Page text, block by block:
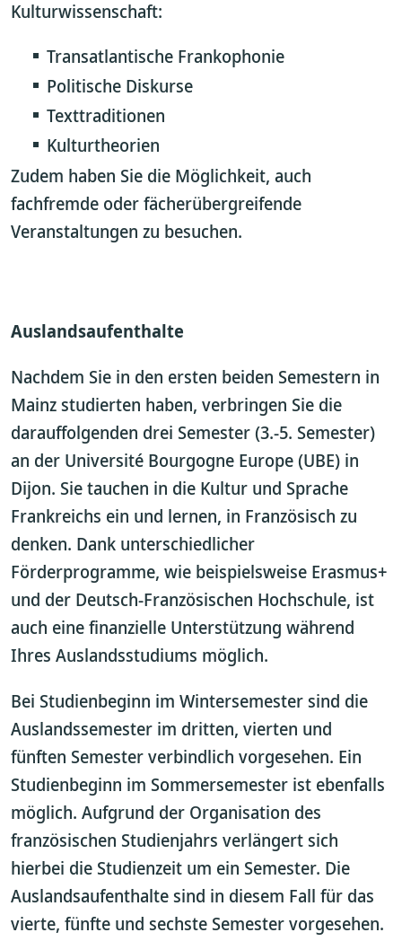
Kulturwissenschaft:
Transatlantische Frankophonie
Politische Diskurse
Texttraditionen
Kulturtheorien
Zudem haben Sie die Möglichkeit, auch
fachfremde oder fächerübergreifende
Veranstaltungen zu besuchen.
Auslandsaufenthalte
Nachdem Sie in den ersten beiden Semestern in
Mainz studierten haben, verbringen Sie die
darauffolgenden drei Semester (3.-5. Semester)
an der Université Bourgogne Europe (UBE) in
Dijon. Sie tauchen in die Kultur und Sprache
Frankreichs ein und lernen, in Französisch zu
denken. Dank unterschiedlicher
Förderprogramme, wie beispielsweise Erasmus+
und der Deutsch-Französischen Hochschule, ist
auch eine finanzielle Unterstützung während
Ihres Auslandsstudiums möglich.
Bei Studienbeginn im Wintersemester sind die
Auslandssemester im dritten, vierten und
fünften Semester verbindlich vorgesehen. Ein
Studienbeginn im Sommersemester ist ebenfalls
möglich. Aufgrund der Organisation des
französischen Studienjahrs verlängert sich
hierbei die Studienzeit um ein Semester. Die
Auslandsaufenthalte sind in diesem Fall für das
vierte, fünfte und sechste Semester vorgesehen.